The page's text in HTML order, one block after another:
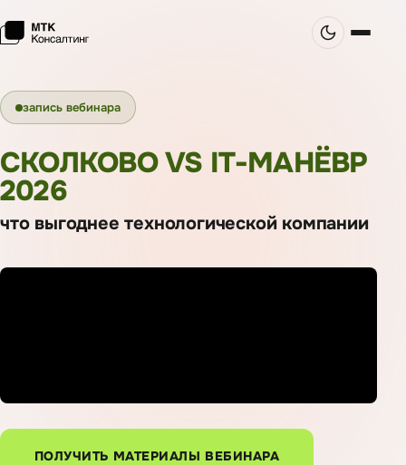
запись вебинара
СКОЛКОВО VS IT-МАНЁВР
2026
что выгоднее технологической компании
ПОЛУЧИТЬ МАТЕРИАЛЫ ВЕБИНАРА